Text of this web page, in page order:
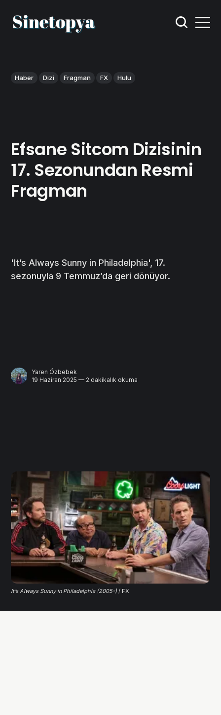
Haber Dizi Fragman FX Hulu
Efsane Sitcom Dizisinin
17. Sezonundan Resmi
Fragman
'It’s Always Sunny in Philadelphia', 17.
sezonuyla 9 Temmuz’da geri dönüyor.
Yaren Özbebek
19 Haziran 2025 — 2 dakikalık okuma
It’s Always Sunny in Philadelphia (2005-) / FX